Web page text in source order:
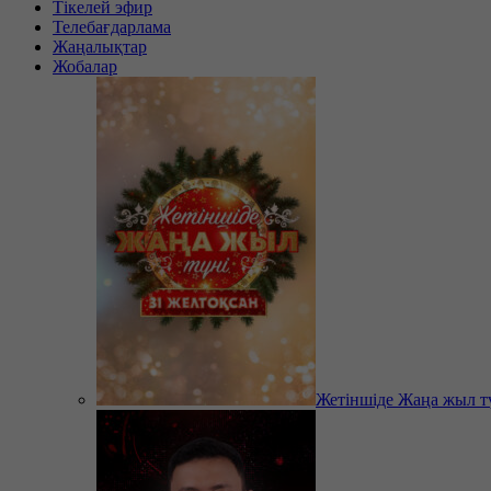
Тікелей эфир
Телебағдарлама
Жаңалықтар
Жобалар
Жетіншіде Жаңа жыл